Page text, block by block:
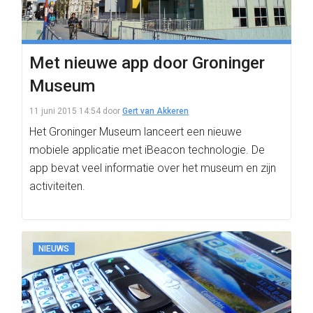
Met nieuwe app door Groninger
Museum
11 juni 2015 14:54 door Gert van Akkeren
Het Groninger Museum lanceert een nieuwe
mobiele applicatie met iBeacon technologie. De
app bevat veel informatie over het museum en zijn
activiteiten.
NIEUWS